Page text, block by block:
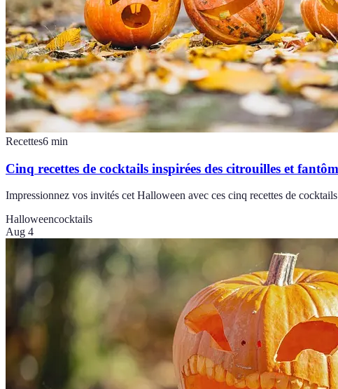
Recettes6 min
Cinq recettes de cocktails inspirées des citrouilles et
Impressionnez vos invités cet Halloween avec ces cinq recettes de
Halloweencocktails
Aug 4